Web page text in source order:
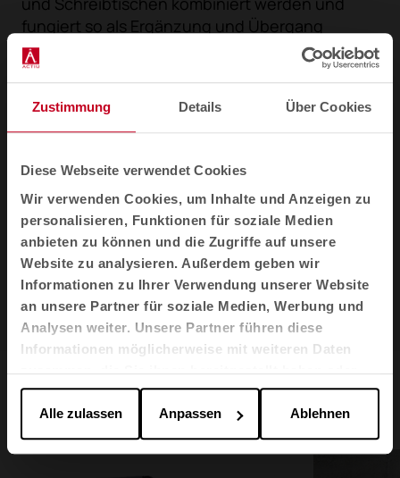
Zustimmung Details Über Cookies
Diese Webseite verwendet Cookies
Wir verwenden Cookies, um Inhalte und Anzeigen zu
personalisieren, Funktionen für soziale Medien
anbieten zu können und die Zugriffe auf unsere
Website zu analysieren. Außerdem geben wir
Informationen zu Ihrer Verwendung unserer Website
an unsere Partner für soziale Medien, Werbung und
Analysen weiter. Unsere Partner führen diese
Informationen möglicherweise mit weiteren Daten
zusammen, die Sie ihnen bereitgestellt haben oder
die sie im Rahmen Ihrer Nutzung der Dienste
gesammelt haben.
Alle zulassen Anpassen Ablehnen
fungiert so als Ergänzung und Übergang
zwischen einzelnen Arbeitsplätzen, aber auch
als Abgrenzung von offenen Bereichen der
1 2 3
Einrichtungsideen